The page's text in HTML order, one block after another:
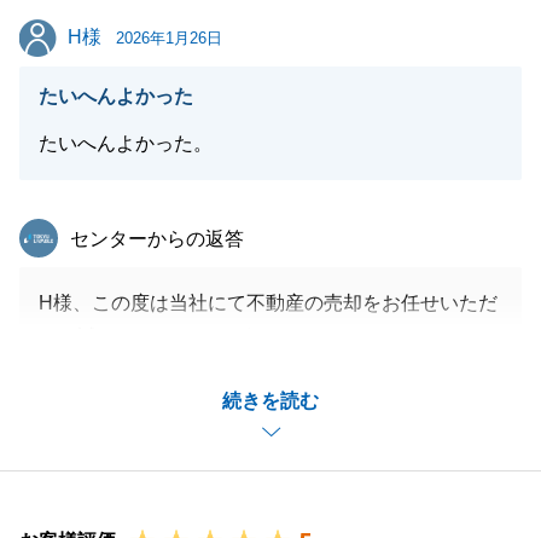
軽にご相談ください。
H様
H様 2026年1月26日
たいへんよかった
たいへんよかった。
続きを読む
東急リバブル
センターからの返答
H様、この度は当社にて不動産の売却をお任せいただ
も完了し、安心いたしました。改めて、最後まで売却
のお手伝いができたことを嬉しく思います。
今後とも、何かお困りのことがございましたら些細な